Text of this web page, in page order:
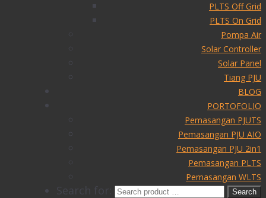
PLTS Off Grid
PLTS On Grid
Pompa Air
Solar Controller
Solar Panel
Tiang PJU
BLOG
PORTOFOLIO
Pemasangan PJUTS
Pemasangan PJU AIO
Pemasangan PJU 2in1
Pemasangan PLTS
Pemasangan WLTS
Search for: